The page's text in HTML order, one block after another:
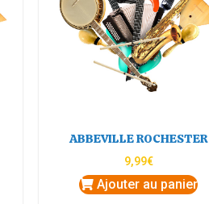
ABBEVILLE ROCHESTER
9,99€
Ajouter au panier